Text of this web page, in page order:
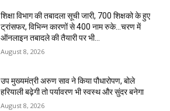
शिक्षा विभाग की तबादला सूची जारी, 700 शिक्षको के हुए
ट्रांसफर, विभिन्न कारणों से 400 नाम रुके…चरण में
ऑनलाइन तबादले की तैयारी पर भी...
August 8, 2026
उप मुख्यमंत्री अरुण साव ने किया पौधारोपण, बोले
हरियाली बढ़ेगी तो पर्यावरण भी स्वस्थ और सुंदर बनेगा
August 8, 2026